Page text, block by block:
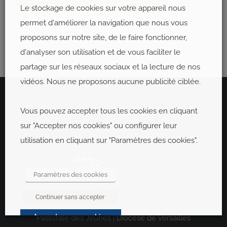
Pastorale des Jeunes |Diocèse de Versailles
Le stockage de cookies sur votre appareil nous
permet d'améliorer la navigation que nous vous
proposons sur notre site, de le faire fonctionner,
d'analyser son utilisation et de vous faciliter le
partage sur les réseaux sociaux et la lecture de nos
vidéos. Nous ne proposons aucune publicité ciblée.
Vous pouvez accepter tous les cookies en cliquant
sur "Accepter nos cookies" ou configurer leur
utilisation en cliquant sur "Paramètres des cookies".
Paramètres des cookies
Continuer sans accepter
Accepter nos cookies